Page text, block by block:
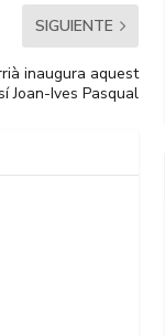
SIGUIENTE
inaugura aquest
Joan-Ives Pasqual